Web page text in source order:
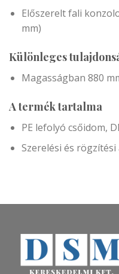
Előszerelt fali
mm)
Különleges
Magasságban 880
A termék tartalma
PE lefolyó csőidom,
Szerelési és